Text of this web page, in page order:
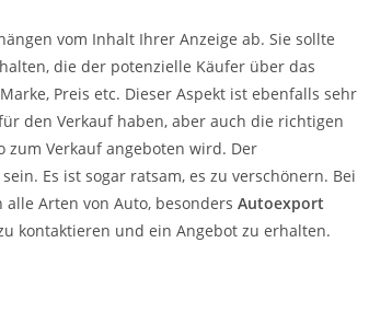
vom Inhalt Ihrer Anzeige ab. Sie sollte
die der potenzielle Käufer über das
Preis etc. Dieser Aspekt ist ebenfalls sehr
den Verkauf haben, aber auch die richtigen
zum Verkauf angeboten wird. Der
Es ist sogar ratsam, es zu verschönern. Bei
Arten von Auto, besonders Autoexport
kontaktieren und ein Angebot zu erhalten.